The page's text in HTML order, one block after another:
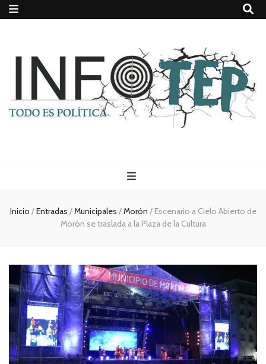
Todo es
(rosca)
política
Inicio /Entradas /Municipales /Morón / Escenario a Cielo Abierto de
Morón se traslada a la Plaza de la Cultura